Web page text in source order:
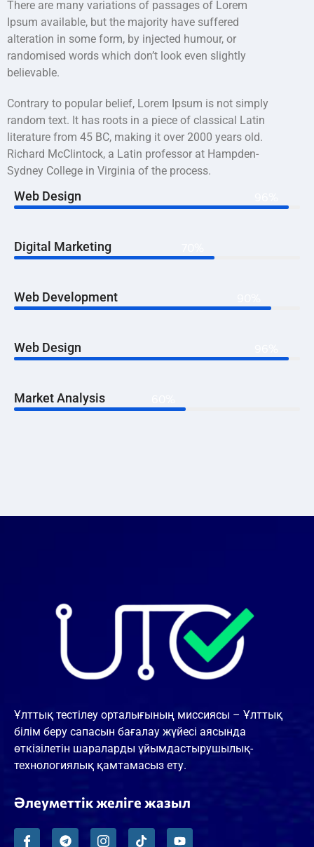
There are many variations of passages of Lorem
Ipsum available, but the majority have suffered
alteration in some form, by injected humour, or
randomised words which don’t look even slightly
believable.
Contrary to popular belief, Lorem Ipsum is not simply
random text. It has roots in a piece of classical Latin
literature from 45 BC, making it over 2000 years old.
Richard McClintock, a Latin professor at Hampden-
Sydney College in Virginia of the process.
Web Design
Digital Marketing
Web Development
Web Design
Market Analysis
Ұлттық тестілеу орталығының миссиясы – Ұлттық
білім беру сапасын бағалау жүйесі аясында
өткізілетін шараларды ұйымдастырушылық-
технологиялық қамтамасыз ету.
Әлеуметтік желіге жазыл